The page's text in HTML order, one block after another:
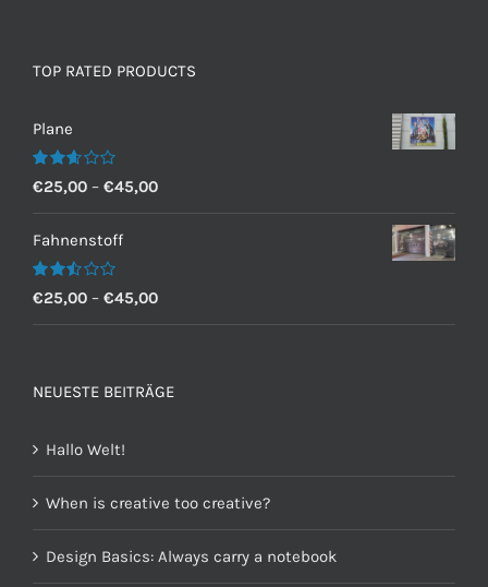
TOP RATED PRODUCTS
Plane
Bewertet
mit
2.60
von 5
€25,00 – €45,00
Fahnenstoff
Bewertet
mit
2.50
€25,00 – €45,00
NEUESTE BEITRÄGE
Hallo Welt!
When is creative too creative?
Design Basics: Always carry a notebook